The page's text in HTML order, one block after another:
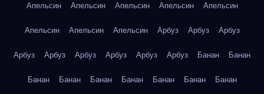
Апельсин Апельсин Апельсин Апельсин Апельсин
Апельсин Апельсин Апельсин Арбуз Арбуз Арбуз
Арбуз Арбуз Арбуз Арбуз Арбуз Арбуз Банан Банан
Банан Банан Банан Банан Банан Банан Банан